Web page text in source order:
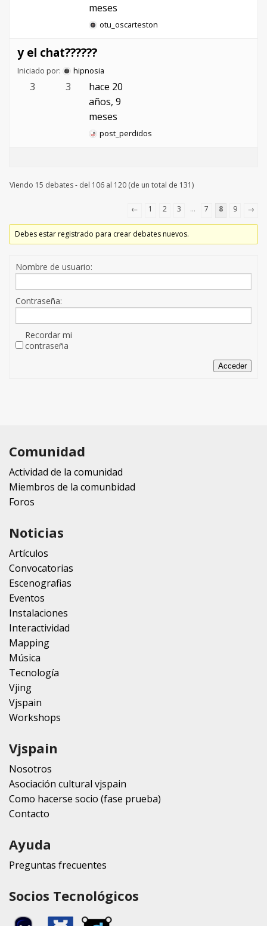
meses
otu_oscarteston
y el chat??????
Iniciado por: hipnosia
3 3
hace 20
años, 9
meses
post_perdidos
Viendo 15 debates - del 106 al 120 (de un total de 131)
← 1 2 3 … 7 8 9 →
Debes estar registrado para crear debates nuevos.
Nombre de usuario:
Contraseña:
Recordar mi
contraseña
Acceder
Comunidad
Actividad de la comunidad
Miembros de la comunbidad
Foros
Noticias
Artículos
Convocatorias
Escenografias
Eventos
Instalaciones
Interactividad
Mapping
Música
Tecnología
Vjing
Vjspain
Workshops
Vjspain
Nosotros
Asociación cultural vjspain
Como hacerse socio (fase prueba)
Contacto
Ayuda
Preguntas frecuentes
Socios Tecnológicos